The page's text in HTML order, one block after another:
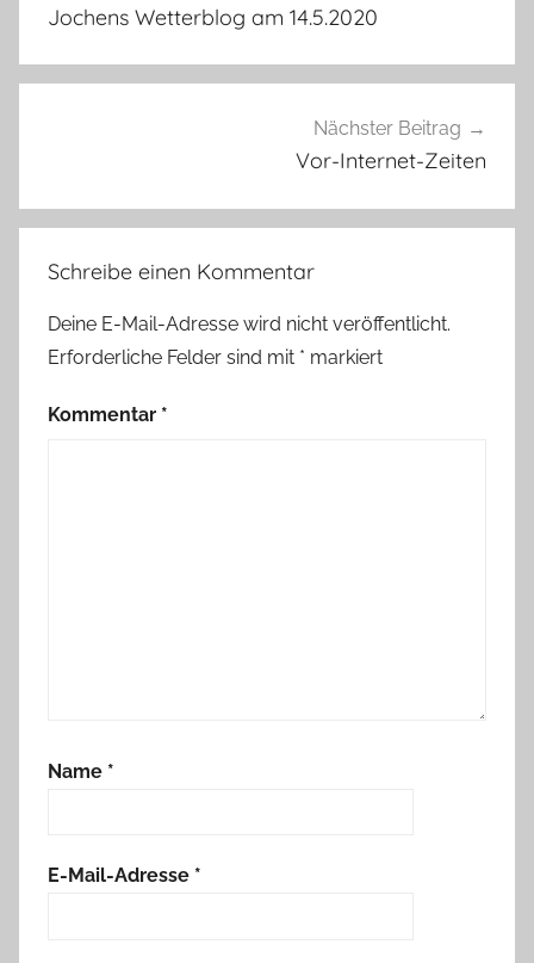
Jochens Wetterblog am 14.5.2020
Nächster Beitrag
Vor-Internet-Zeiten
Schreibe einen Kommentar
Deine E-Mail-Adresse wird nicht veröffentlicht.
Erforderliche Felder sind mit * markiert
Kommentar *
Name *
E-Mail-Adresse *